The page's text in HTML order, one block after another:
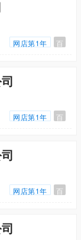
网店第1年 百
网店第1年 百
网店第1年 百